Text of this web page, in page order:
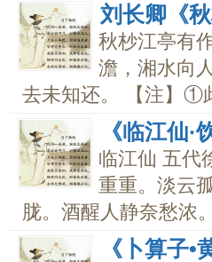
刘长卿《
秋杪江亭有
澹，湘水向
去未知还。 【注】①
《临江仙
临江仙 五代
重重。淡云
胧。酒醒人静奈愁浓
《卜算子